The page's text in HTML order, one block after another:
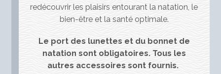
redécouvrir les plaisirs entourant la natation, le
bien-être et la santé optimale.
Le port des lunettes et du bonnet de
natation sont obligatoires. Tous les
autres accessoires sont fournis.